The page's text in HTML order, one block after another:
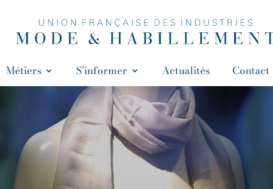
Métiers S’informer Actualités Contact